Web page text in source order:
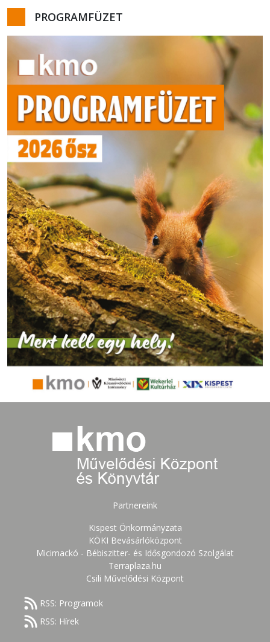
PROGRAMFÜZET
Partnereink
Kispest Önkormányzata
KÖKI Bevásárlóközpont
Micimackó - Bébiszitter- és Idősgondozó Szolgálat
Terraplaza.hu
Csili Művelődési Központ
RSS: Programok
RSS: Hírek